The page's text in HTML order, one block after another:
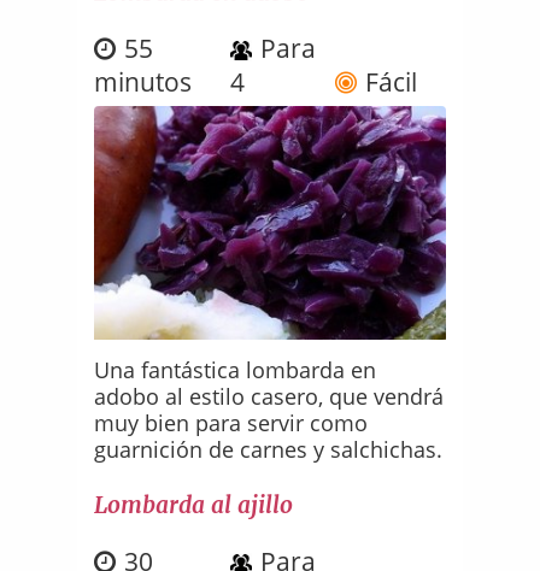
55
minutos
Para
4
Fácil
Una fantástica lombarda en
adobo al estilo casero, que vendrá
muy bien para servir como
guarnición de carnes y salchichas.
Lombarda al ajillo
30
Para